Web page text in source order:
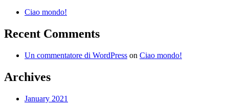
Ciao mondo!
Recent Comments
Un commentatore di WordPress on Ciao mondo!
Archives
January 2021